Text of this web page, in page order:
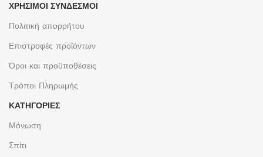
ΧΡΉΣΙΜΟΙ ΣΎΝΔΕΣΜΟΙ
Πολιτική απορρήτου
Επιστροφές προϊόντων
Όροι και προϋποθέσεις
Τρόποι Πληρωμής
ΚΑΤΗΓΟΡΙΕΣ
Μόνωση
Σπίτι